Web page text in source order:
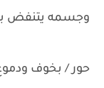
وجسمه يتنفض
حور / بخوف